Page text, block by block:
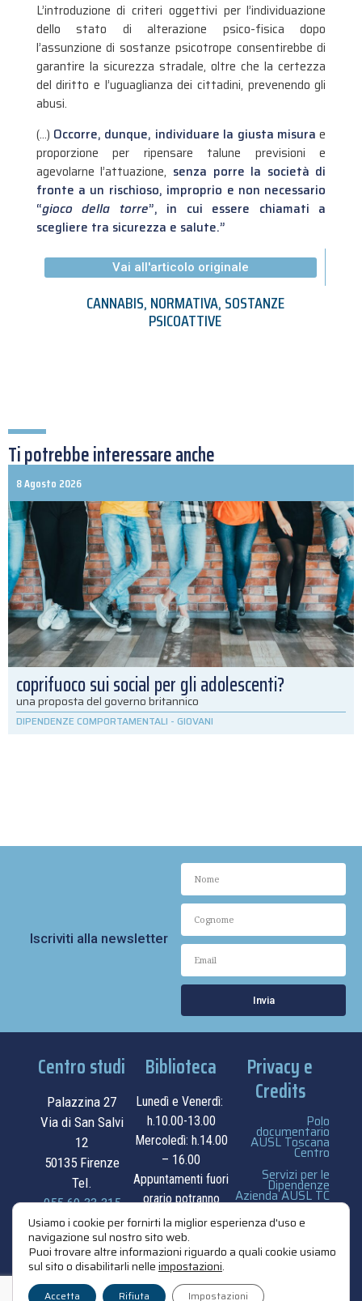
L’introduzione di criteri oggettivi per l’individuazione
dello stato di alterazione psico-fisica dopo
l’assunzione di sostanze psicotrope consentirebbe di
garantire la sicurezza stradale, oltre che la certezza
del diritto e l’uguaglianza dei cittadini, prevenendo gli
abusi.
(…) Occorre, dunque, individuare la giusta misura e
proporzione per ripensare talune previsioni e
agevolarne l’attuazione, senza porre la società di
fronte a un rischioso, improprio e non necessario
“gioco della torre”, in cui essere chiamati a
scegliere tra sicurezza e salute.”
Vai all'articolo originale
CANNABIS,NORMATIVA,SOSTANZE
PSICOATTIVE
Ti potrebbe interessare anche
8 Agosto 2026
coprifuoco sui social per gli adolescenti?
una proposta del governo britannico
DIPENDENZE COMPORTAMENTALI - GIOVANI
Iscriviti alla newsletter
Invia
Centro studi
Palazzina 27
Via di San Salvi
12
50135 Firenze
Tel.
055.69.33.315
contatti
Biblioteca
Lunedì e Venerdì:
h.10.00-13.00
Mercoledì: h.14.00
– 16.00
Appuntamenti fuori
orario potranno
essere
concordati su
appuntamento.
contatti
Privacy e
Credits
Polo
documentario
AUSL Toscana
Centro
Servizi per le
Dipendenze
Azienda AUSL TC
privacy e cookie
Usiamo i cookie per fornirti la miglior esperienza d'uso e
navigazione sul nostro sito web.
Puoi trovare altre informazioni riguardo a quali cookie usiamo
sul sito o disabilitarli nelleimpostazioni.
Accetta Rifiuta Impostazioni